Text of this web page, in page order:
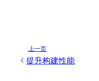
上一页
提升构建性能